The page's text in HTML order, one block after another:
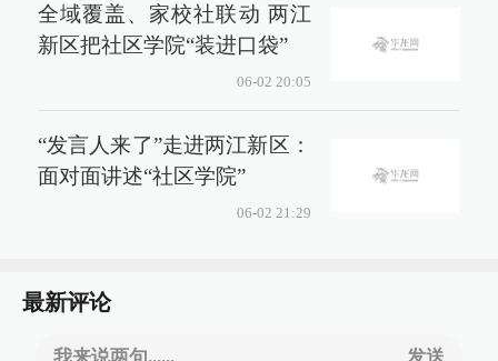
全域覆盖、家校社联动 两江
新区把社区学院“装进口袋”
06-02 20:05
“发言人来了”走进两江新区：
面对面讲述“社区学院”
06-02 21:29
最新评论
我来说两句...... 发送